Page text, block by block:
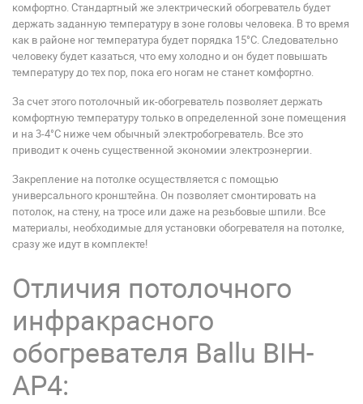
комфортно. Стандартный же электрический обогреватель будет
держать заданную температуру в зоне головы человека. В то время
как в районе ног температура будет порядка 15°С. Следовательно
человеку будет казаться, что ему холодно и он будет повышать
температуру до тех пор, пока его ногам не станет комфортно.
За счет этого потолочный ик-обогреватель позволяет держать
комфортную температуру только в определенной зоне помещения
и на 3-4°С ниже чем обычный электробогреватель. Все это
приводит к очень существенной экономии электроэнергии.
Закрепление на потолке осуществляется с помощью
универсального кронштейна. Он позволяет смонтировать на
потолок, на стену, на тросе или даже на резьбовые шпили. Все
материалы, необходимые для установки обогревателя на потолке,
сразу же идут в комплекте!
Отличия потолочного
инфракрасного
обогревателя Ballu BIH-
AP4: